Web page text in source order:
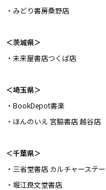
・みどり書房桑野店
＜茨城県＞
・未来屋書店つくば店
＜埼玉県＞
・BookDepot書楽
・ほんのいえ 宮脇書店 越谷店
＜千葉県＞
・三省堂書店 カルチャーステ
・堀江良文堂書店